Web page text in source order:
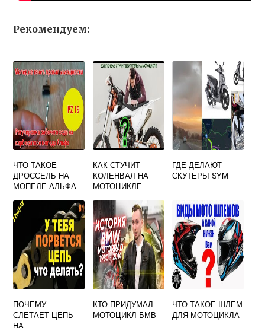
Рекомендуем:
ЧТО ТАКОЕ
ДРОССЕЛЬ НА
МОПЕДЕ АЛЬФА
КАК СТУЧИТ
КОЛЕНВАЛ НА
МОТОЦИКЛЕ
ГДЕ ДЕЛАЮТ
СКУТЕРЫ SYM
ПОЧЕМУ
СЛЕТАЕТ ЦЕПЬ
НА
КТО ПРИДУМАЛ
МОТОЦИКЛ БМВ
ЧТО ТАКОЕ ШЛЕМ
ДЛЯ МОТОЦИКЛА